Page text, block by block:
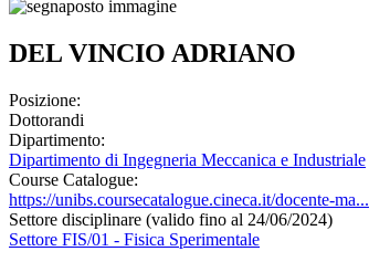
DEL VINCIO ADRIANO
Posizione:
Dottorandi
Dipartimento:
Dipartimento di Ingegneria Meccanica e Industriale
Course Catalogue:
https://unibs.coursecatalogue.cineca.it/docente-ma...
Settore disciplinare (valido fino al 24/06/2024)
Settore FIS/01 - Fisica Sperimentale